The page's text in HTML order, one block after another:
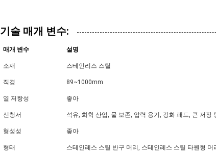
기술 매개 변수:
매개 변수 설명
소재 스테인리스 스틸
직경 89~1000mm
열 저항성 좋아
신청서 석유, 화학 산업, 물 보존, 압력 용기, 강화 패드, 큰 저
형성성 좋아
형태
스테인레스 스틸 반구 머리, 스테인레스 스틸 타원형